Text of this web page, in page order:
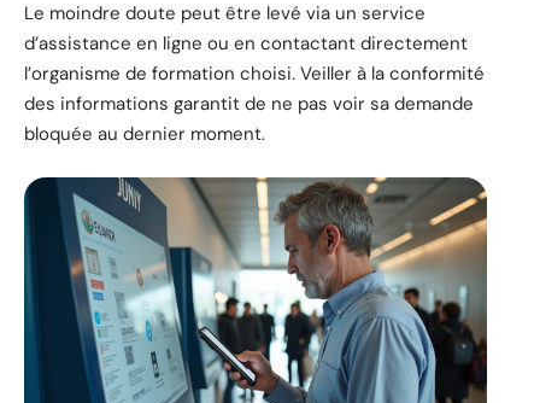
Le moindre doute peut être levé via un service
d’assistance en ligne ou en contactant directement
l’organisme de formation choisi. Veiller à la conformité
des informations garantit de ne pas voir sa demande
bloquée au dernier moment.